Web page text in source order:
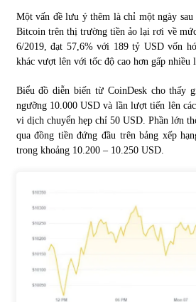
Một vấn đề lưu ý thêm là chỉ một ngày
Bitcoin trên thị trường tiền ảo lại rơi về
6/2019, đạt 57,6% với 189 tỷ USD vốn
khác vượt lên với tốc độ cao hơn gấp nhiều
Biểu đồ diễn biến từ CoinDesk cho thấy
ngưỡng 10.000 USD và lần lượt tiến lên
vi dịch chuyển hẹp chỉ 50 USD. Phần lớn
qua đồng tiền đứng đầu trên bảng xếp
trong khoảng 10.200 – 10.250 USD.